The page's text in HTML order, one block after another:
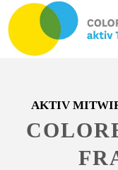
AKTIV